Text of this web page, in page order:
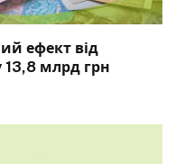
ефект від
13,8 млрд грн